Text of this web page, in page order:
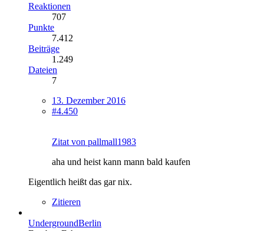
Reaktionen
707
Punkte
7.412
Beiträge
1.249
Dateien
7
13. Dezember 2016
#4.450
Zitat von pallmall1983
aha und heist kann mann bald kaufen
Eigentlich heißt das gar nix.
Zitieren
UndergroundBerlin